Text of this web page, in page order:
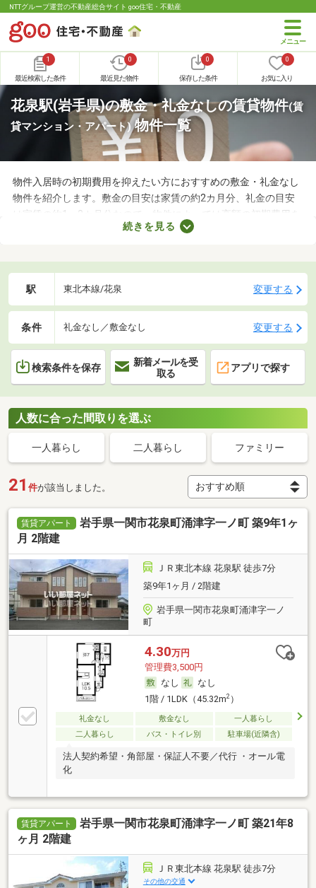
NTTグループ運営の不動産総合サイト goo住宅・不動産
1
最近検索した条件
0
最近見た物件
0
保存した条件
0
お気に入り
花泉駅(岩手県)の敷金・礼金なしの賃貸物件(賃
貸マンション・アパート)物件一覧
物件入居時の初期費用を抑えたい方におすすめの敷金・礼金なし
物件を紹介します。敷金の目安は家賃の約2カ月分、礼金の目安
は家賃の約1～2カ月分なので、物件によっては高額の初期費用を
用意しなければなりません。新生活に必要な家具や家電、インテ
部屋を見つけましょう。
続きを見る
駅 東北本線/花泉 変更する
条件 礼金なし／敷金なし 変更する
検索条件を保存
新着メールを受
取る
アプリで探す
人数に合った間取りを選ぶ
一人暮らし 二人暮らし ファミリー
21 件が該当しました。
賃貸アパート
岩手県一関市花泉町涌津字一ノ町 築9年1ヶ
月 2階建
ＪＲ東北本線 花泉駅 徒歩7分
築9年1ヶ月 / 2階建
岩手県一関市花泉町涌津字一ノ
町
4.30万円
管理費3,500円
なし
なし
1階 / 1LDK（45.32m2）
礼金なし 敷金なし
一人暮らし
二人暮らし
バス・トイレ別 駐車場(近隣含)
法人契約希望・角部屋・保証人不要／代行 ・オール電
化
賃貸アパート
岩手県一関市花泉町涌津字一ノ町 築21年8
ヶ月 2階建
ＪＲ東北本線 花泉駅 徒歩7分
その他の交通